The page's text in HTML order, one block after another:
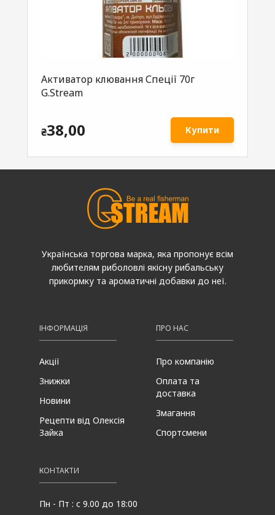
Активатор клювання Спеції 70г
G.Stream
₴38,00 Купити
Українська торгова марка, яка пропонує всім
любителям риболовлі якісну рибальську
прикормку та ароматичні добавки до неї.
ІНФОРМАЦІЯ
Акції
Знижки
Новини
Рецепти від Олексія
Зайка
ПРО НАС
Про компанію
Оплата та
доставка
Змагання
Спортсмени
КОНТАКТИ
Пн - Пт : с 9.00 до 18:00